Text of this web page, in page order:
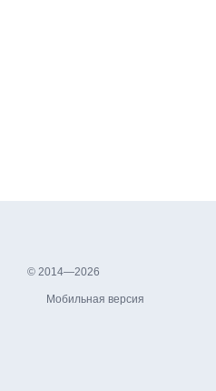
© 2014—2026
Мобильная версия